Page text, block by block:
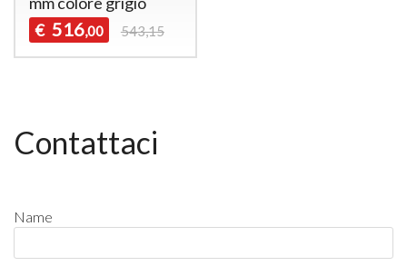
€ 516,00 543,15
Contattaci
Name